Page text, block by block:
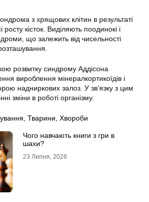
з хрящових клітин в результаті
кісток. Виділяють поодинокі і
що залежить від чисельності
розвитку синдрому Аддісона
вироблення мінералкортикоїдів і
надниркових залоз. У зв’язку з цим
зміни в роботі організму.
Тварини Хвороби
Чого навчають книги з гри в
шахи?
23 Липня, 2026